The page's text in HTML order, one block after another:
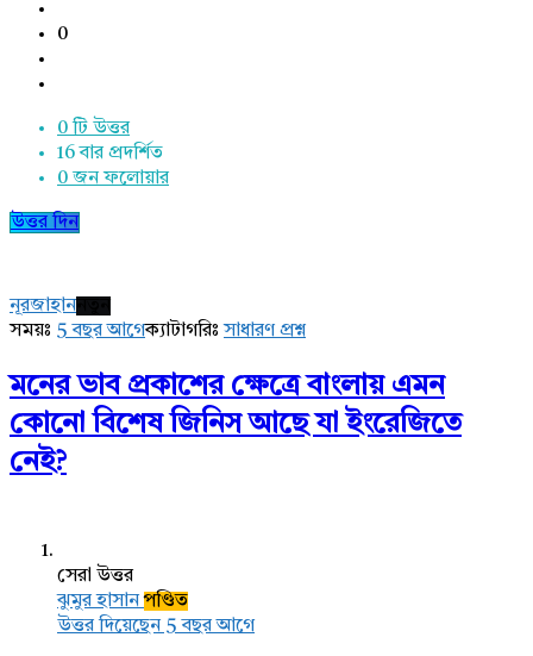
0
0 টি উত্তর
16বার প্রদর্শিত
0 জন ফলোয়ার
উত্তর দিন
নূরজাহান
সময়ঃ 5 বছর আগেক্যাটাগরিঃসাধারণ প্রশ্ন
মনের ভাব প্রকাশের ক্ষেত্রে বাংলায় এমন
কোনো বিশেষ জিনিস আছে যা ইংরেজিতে
নেই?
সেরা উত্তর
ঝুমুর হাসানপণ্ডিত
উত্তর দিয়েছেন 5 বছর আগে